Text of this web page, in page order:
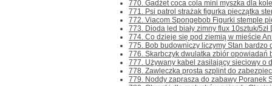
770. Gadżet coca cola mini myszka dla
771. Psi patrol strażak figurka pieczątka
772. Viacom Spongebob Figurki stemple
773. Dioda led biały zimny flux 10sztuk/
774. Co dzieje się pod ziemią w mieście
775. Bob budowniczy liczymy Stan bardzo
776. Skarbczyk dwulatka zbiór opowiadań
777. Używany kabel zasilający sieciowy o
778. Zawleczka prosta szplint do
779. Noddy zaprasza do zabawy Poranek